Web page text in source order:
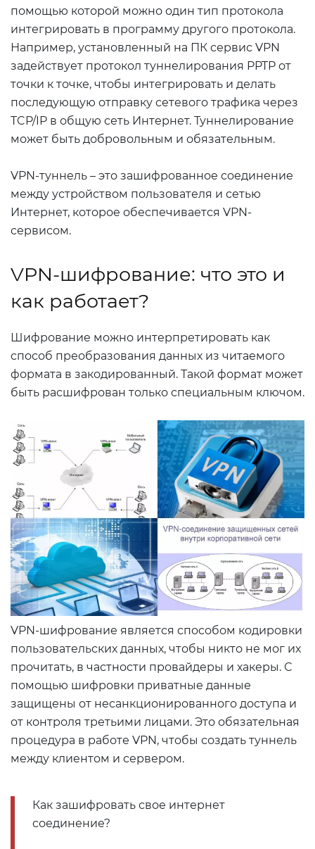
помощью которой можно один тип протокола
интегрировать в программу другого протокола.
Например, установленный на ПК сервис VPN
задействует протокол туннелирования PPTP от
точки к точке, чтобы интегрировать и делать
последующую отправку сетевого трафика через
TCP/IP в общую сеть Интернет. Туннелирование
может быть добровольным и обязательным.
VPN-туннель – это зашифрованное соединение
между устройством пользователя и сетью
Интернет, которое обеспечивается VPN-
сервисом.
VPN-шифрование: что это и
как работает?
Шифрование можно интерпретировать как
способ преобразования данных из читаемого
формата в закодированный. Такой формат может
быть расшифрован только специальным ключом.
VPN-шифрование является способом кодировки
пользовательских данных, чтобы никто не мог их
прочитать, в частности провайдеры и хакеры. С
помощью шифровки приватные данные
защищены от несанкционированного доступа и
от контроля третьими лицами. Это обязательная
процедура в работе VPN, чтобы создать туннель
между клиентом и сервером.
Как зашифровать свое интернет
соединение?